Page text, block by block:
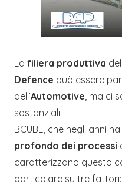
La filiera produttiva
Defence può essere
dell’Automotive, ma ci
sostanziali.
BCUBE, che negli anni
profondo dei processi
caratterizzano questo
particolare su tre